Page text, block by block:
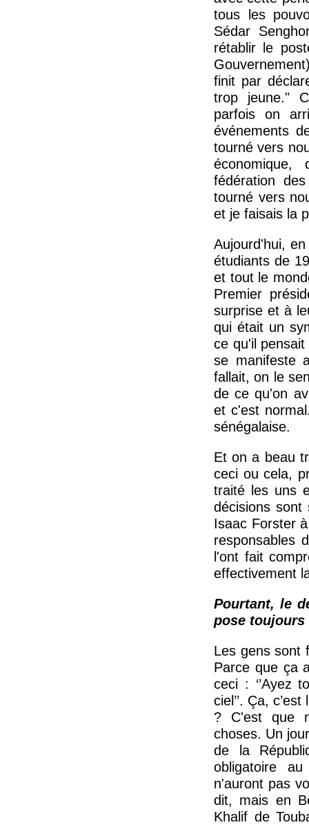
tous les
Sédar
rétablir le
finit par
trop jeune."
parfois on
événements
tourné vers
fédération
tourné vers
et je faisais la
Aujourd'hui,
étudiants de
et tout le
Premier
surprise et à
qui était un
ce qu'il
se manifeste
fallait, on le
de ce qu'on
et c'est
sénégalaise.
Et on a beau
ceci ou cela,
traité les uns
décisions
Isaac Forster
responsables
l'ont fait
effectivement
Pourtant, le
pose toujours
Les gens sont
Parce que ça
ceci : ‘’Ayez
ciel’’. Ça,
? C'est que
choses. Un
de la
obligatoire
n'auront pas
dit, mais en
Khalif de